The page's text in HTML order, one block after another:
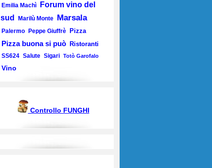
Emilia Machì
Forum vino del
sud
Marilù Monte Marsala
Palermo Peppe Giuffrè Pizza
Pizza buona si può Ristoranti
SS624 Salute Sigari Totò Garofalo
Vino
Controllo FUNGHI